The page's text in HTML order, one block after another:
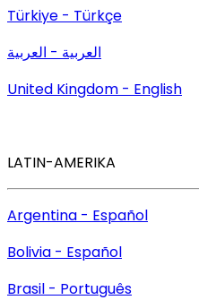
Türkiye - Türkçe
العربية - العربية
United Kingdom - English
LATIN-AMERIKA
Argentina - Español
Bolivia - Español
Brasil - Português